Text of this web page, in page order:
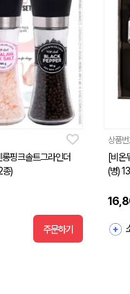
핑크솔트그라인더
종)
주문하기
상품
[비온
(병)